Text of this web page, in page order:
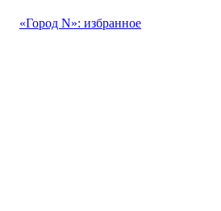
«Город N»: избранное